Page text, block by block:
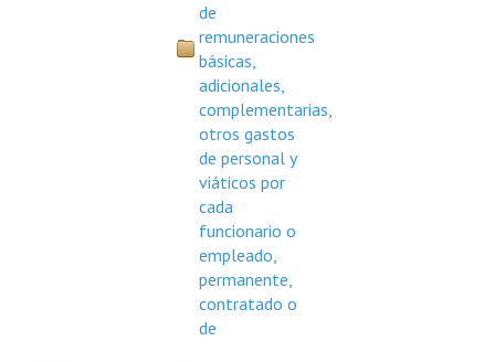
de
remuneraciones
básicas,
adicionales,
complementarias,
otros gastos
de personal y
viáticos por
cada
funcionario o
empleado,
permanente,
contratado o
de